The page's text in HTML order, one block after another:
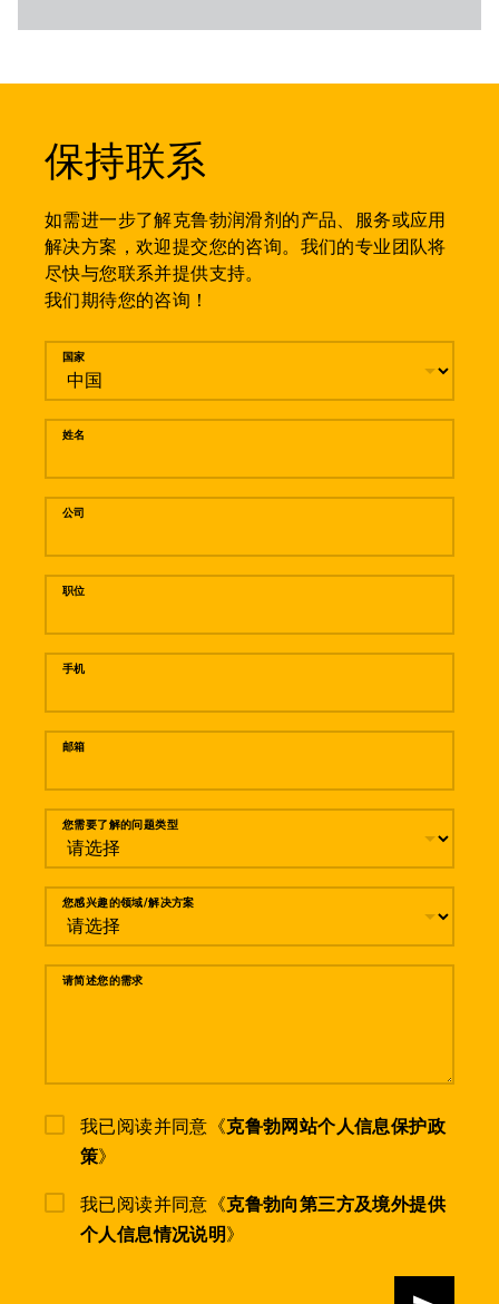
保持联系
如需进一步了解克鲁勃润滑剂的产品、服务或应用
解决方案，欢迎提交您的咨询。我们的专业团队将
尽快与您联系并提供支持。
我们期待您的咨询！
留言
国家
姓名
公司
职位
手机
邮箱
您需要了解的问题类型
您感兴趣的领域/解决方案
请简述您的需求
我已阅读并同意《克鲁勃网站个人信息保护政
策》
我已阅读并同意《克鲁勃向第三方及境外提供
个人信息情况说明》